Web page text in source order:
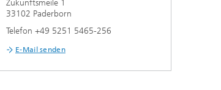
Zukunftsmeile 1
33102 Paderborn
Telefon +49 5251 5465-256
E-Mail senden